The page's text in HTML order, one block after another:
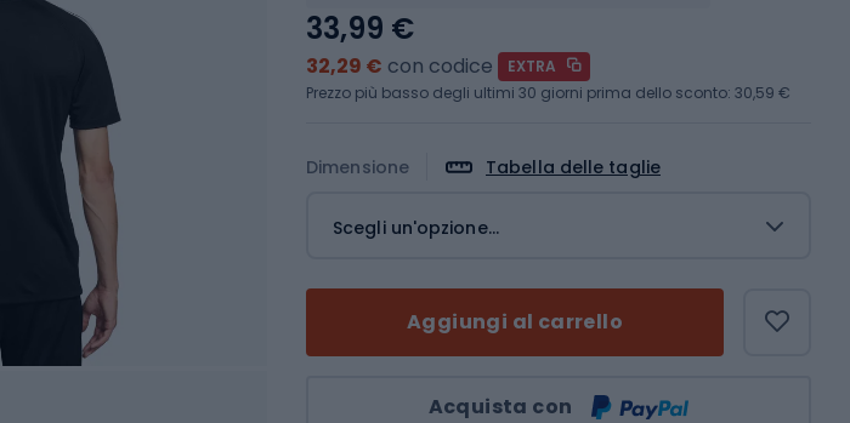
Dimensione Tabella delle taglie
Scegli un'opzione...
Aggiungi al carrello
Acquista con
33,99 €
32,29 € con codice
EXTRA
Prezzo più basso degli ultimi 30 giorni prima dello sconto: 30,59 €